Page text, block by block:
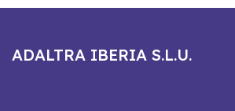
ADALTRA IBERIA S.L.U.